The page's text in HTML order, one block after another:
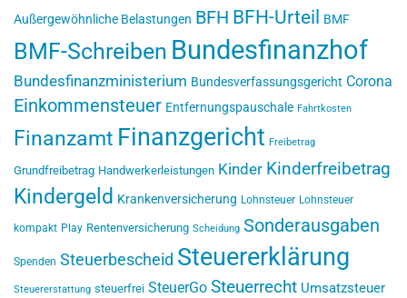
Außergewöhnliche Belastungen BFH BFH-Urteil BMF
BMF-Schreiben Bundesfinanzhof
Bundesfinanzministerium Bundesverfassungsgericht Corona
Einkommensteuer Entfernungspauschale Fahrtkosten
Finanzamt Finanzgericht Freibetrag
Grundfreibetrag Handwerkerleistungen Kinder Kinderfreibetrag
Kindergeld Krankenversicherung Lohnsteuer Lohnsteuer
kompakt Play Rentenversicherung Scheidung Sonderausgaben
Spenden Steuerbescheid Steuererklärung
Steuererstattung steuerfrei SteuerGo Steuerrecht Umsatzsteuer